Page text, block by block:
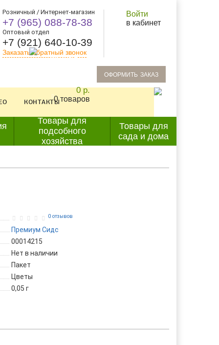
Розничный / Интернет-магазин
+7 (965) 088-78-38
Оптовый отдел
+7 (921) 640-10-39
Заказать обратный звонок
Войти
в кабинет
0 р.
0 товаров
oформить заказ
КОНТАКТЫ
Товары для
подсобного
хозяйства
Товары для
сада и дома
0 отзывов
Премиум Сидс
00014215
Нет в наличии
Пакет
Цветы
0,05 г